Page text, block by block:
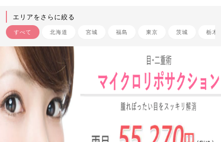
エリアをさらに絞る
すべて 北海道 宮城 福島 東京 茨城 栃木